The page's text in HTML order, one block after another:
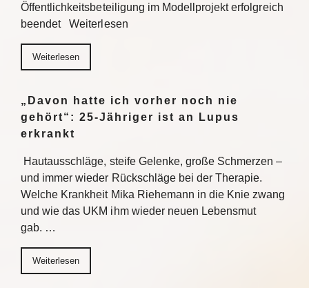
Öffentlichkeitsbeteiligung im Modellprojekt erfolgreich
beendet Weiterlesen
Weiterlesen
„Davon hatte ich vorher noch nie
gehört“: 25-Jähriger ist an Lupus
erkrankt
Hautausschläge, steife Gelenke, große Schmerzen –
und immer wieder Rückschläge bei der Therapie.
Welche Krankheit Mika Riehemann in die Knie zwang
und wie das UKM ihm wieder neuen Lebensmut
gab. …
Weiterlesen